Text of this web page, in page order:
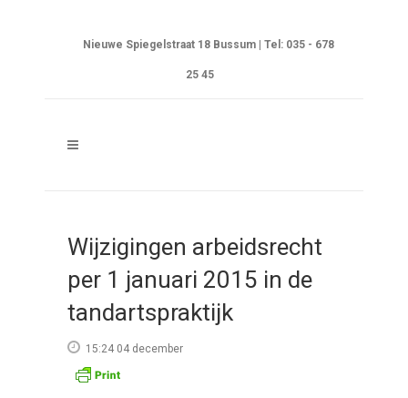
Nieuwe Spiegelstraat 18 Bussum | Tel: 035 - 678
25 45
Wijzigingen arbeidsrecht
per 1 januari 2015 in de
tandartspraktijk
15:24 04 december